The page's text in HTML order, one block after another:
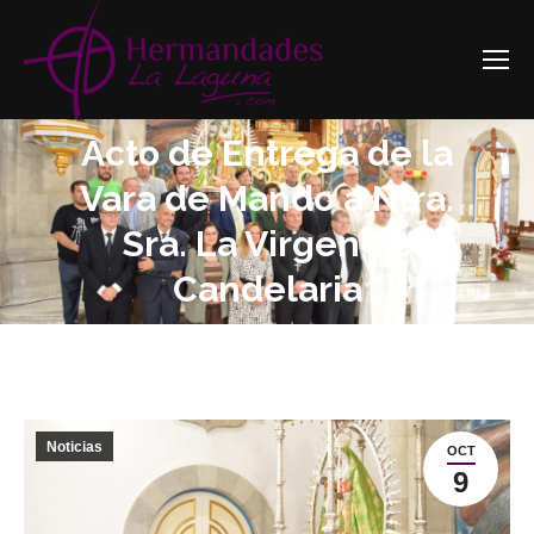
Acto de Entrega de la
Vara de Mando a Ntra.
Sra. La Virgen de
Candelaria
Estás aquí:
OCT
9
Noticias